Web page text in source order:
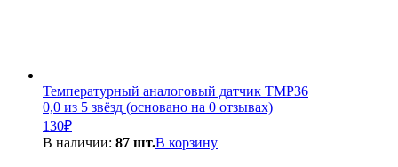
Температурный аналоговый датчик TMP36
0,0 из 5 звёзд (основано на 0 отзывах)
130₽
В наличии: 87 шт.В корзину